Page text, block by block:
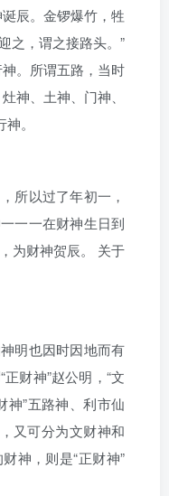
辰。金锣爆竹，牲
之，谓之接路头。”
。所谓五路，当时
神、土神、门神、
。
所以过了年初一，
一一在财神生日到
为财神贺辰。 关于
明也因时因地而有
财神”赵公明，“文
神”五路神、利市仙
又可分为文财神和
神，则是“正财神”